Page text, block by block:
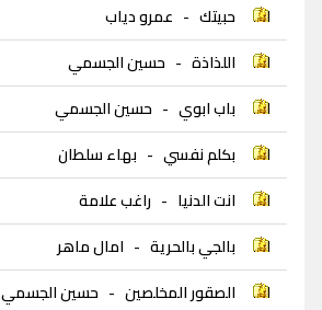
حبيتك - عمرو دياب
اللذاذة - حسين الجسمي
باب ابوي - حسين الجسمي
بكلم نفسي - بهاء سلطان
انت الدنيا - راغب علامة
بالجي بالحرية - امال ماهر
الصقور المخلصين - حسين الجسمي